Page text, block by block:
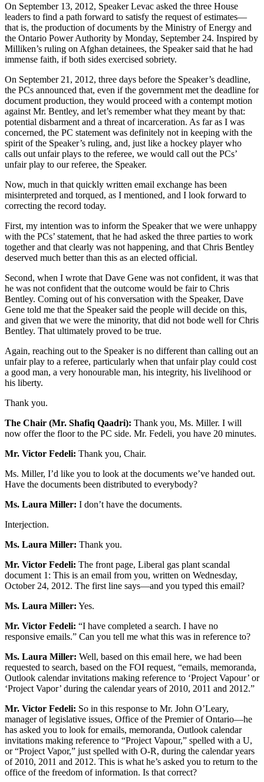
On September 13, 2012, Speaker Levac asked the three House
leaders to find a path forward to satisfy the request of estimates—
that is, the production of documents by the Ministry of Energy and
the Ontario Power Authority by Monday, September 24. Inspired by
Milliken’s ruling on Afghan detainees, the Speaker said that he had
immense faith, if both sides exercised sobriety.
On September 21, 2012, three days before the Speaker’s deadline,
the PCs announced that, even if the government met the deadline for
document production, they would proceed with a contempt motion
against Mr. Bentley, and let’s remember what they meant by that:
potential disbarment and a threat of incarceration. As far as I was
concerned, the PC statement was definitely not in keeping with the
spirit of the Speaker’s ruling, and, just like a hockey player who
calls out unfair plays to the referee, we would call out the PCs’
unfair play to our referee, the Speaker.
Now, much in that quickly written email exchange has been
misinterpreted and torqued, as I mentioned, and I look forward to
correcting the record today.
First, my intention was to inform the Speaker that we were unhappy
with the PCs’ statement, that he had asked the three parties to work
together and that clearly was not happening, and that Chris Bentley
deserved much better than this as an elected official.
Second, when I wrote that Dave Gene was not confident, it was that
he was not confident that the outcome would be fair to Chris
Bentley. Coming out of his conversation with the Speaker, Dave
Gene told me that the Speaker said the people will decide on this,
and given that we were the minority, that did not bode well for Chris
Bentley. That ultimately proved to be true.
Again, reaching out to the Speaker is no different than calling out an
unfair play to a referee, particularly when that unfair play could cost
a good man, a very honourable man, his integrity, his livelihood or
his liberty.
Thank you.
The Chair (Mr. Shafiq Qaadri): Thank you, Ms. Miller. I will
now offer the floor to the PC side. Mr. Fedeli, you have 20 minutes.
Mr. Victor Fedeli: Thank you, Chair.
Ms. Miller, I’d like you to look at the documents we’ve handed out.
Have the documents been distributed to everybody?
Ms. Laura Miller: I don’t have the documents.
Interjection.
Ms. Laura Miller: Thank you.
Mr. Victor Fedeli: The front page, Liberal gas plant scandal
document 1: This is an email from you, written on Wednesday,
October 24, 2012. The first line says—and you typed this email?
Ms. Laura Miller: Yes.
Mr. Victor Fedeli: “I have completed a search. I have no
responsive emails.” Can you tell me what this was in reference to?
Ms. Laura Miller: Well, based on this email here, we had been
requested to search, based on the FOI request, “emails, memoranda,
Outlook calendar invitations making reference to ‘Project Vapour’ or
‘Project Vapor’ during the calendar years of 2010, 2011 and 2012.”
Mr. Victor Fedeli: So in this response to Mr. John O’Leary,
manager of legislative issues, Office of the Premier of Ontario—he
has asked you to look for emails, memoranda, Outlook calendar
invitations making reference to “Project Vapour,” spelled with a U,
or “Project Vapor,” just spelled with O-R, during the calendar years
of 2010, 2011 and 2012. This is what he’s asked you to return to the
office of the freedom of information. Is that correct?